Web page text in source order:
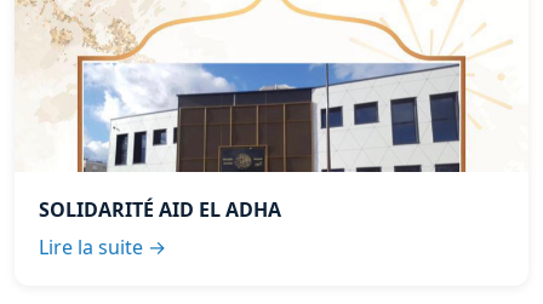
SOLIDARITÉ AID EL ADHA
Lire la suite →